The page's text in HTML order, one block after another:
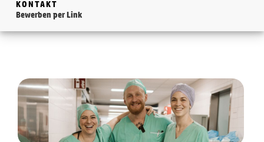
KONTAKT
Bewerben per Link